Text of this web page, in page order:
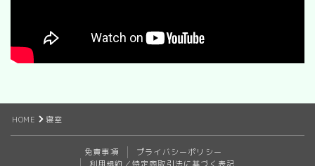
HOME 寝室
免責事項
プライバシーポリシー